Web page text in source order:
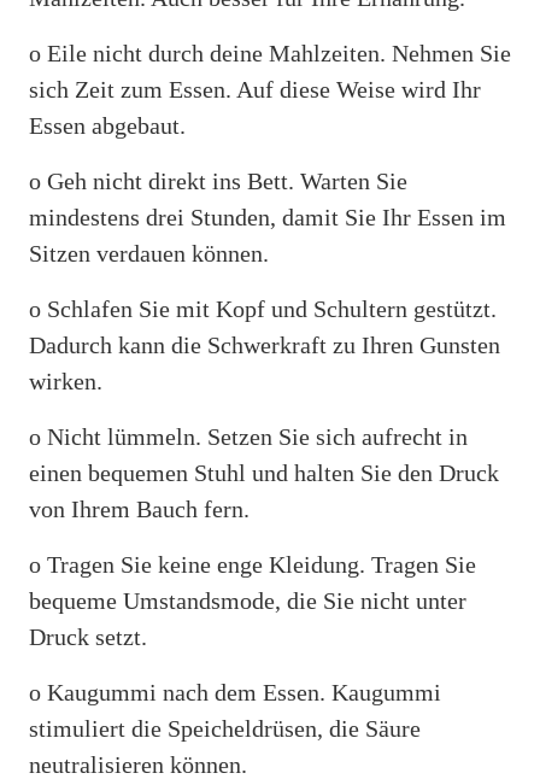
o Eile nicht durch deine Mahlzeiten. Nehmen Sie
sich Zeit zum Essen. Auf diese Weise wird Ihr
Essen abgebaut.
o Geh nicht direkt ins Bett. Warten Sie
mindestens drei Stunden, damit Sie Ihr Essen im
Sitzen verdauen können.
o Schlafen Sie mit Kopf und Schultern gestützt.
Dadurch kann die Schwerkraft zu Ihren Gunsten
wirken.
o Nicht lümmeln. Setzen Sie sich aufrecht in
einen bequemen Stuhl und halten Sie den Druck
von Ihrem Bauch fern.
o Tragen Sie keine enge Kleidung. Tragen Sie
bequeme Umstandsmode, die Sie nicht unter
Druck setzt.
o Kaugummi nach dem Essen. Kaugummi
stimuliert die Speicheldrüsen, die Säure
neutralisieren können.